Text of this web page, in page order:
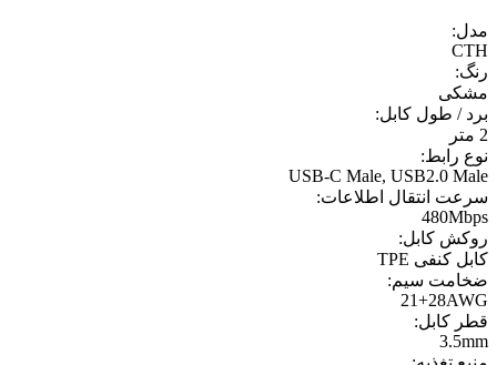
مدل:
CTH
رنگ:
مشکی
برد / طول کابل:
2 متر
نوع رابط:
USB-C Male, USB2.0 Male
سرعت انتقال اطلاعات:
480Mbps
روکش کابل:
کابل کنفی TPE
ضخامت سیم:
21+28AWG
قطر کابل:
3.5mm